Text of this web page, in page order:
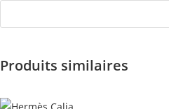
Produits similaires